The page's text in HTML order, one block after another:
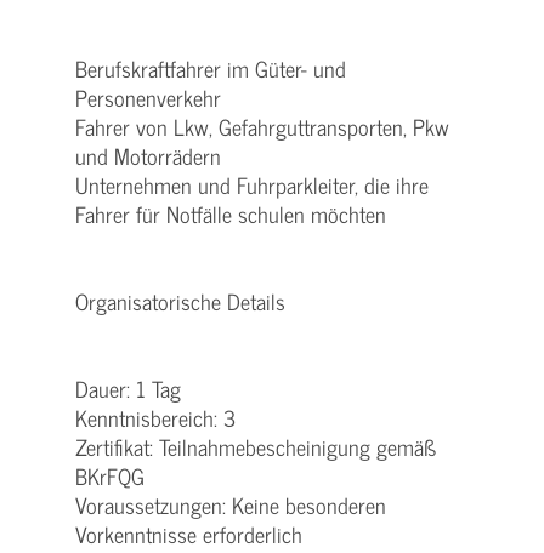
Berufskraftfahrer im Güter- und
Personenverkehr
Fahrer von Lkw, Gefahrguttransporten, Pkw
und Motorrädern
Unternehmen und Fuhrparkleiter, die ihre
Fahrer für Notfälle schulen möchten
Organisatorische Details
Dauer: 1 Tag
Kenntnisbereich: 3
Zertifikat: Teilnahmebescheinigung gemäß
BKrFQG
Voraussetzungen: Keine besonderen
Vorkenntnisse erforderlich